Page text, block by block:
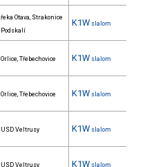
řeka Otava, Strakonice
Podskalí
K1W slalom
Orlice, Třebechovice K1W slalom
Orlice, Třebechovice K1W slalom
USD Veltrusy K1W slalom
USD Veltrusy K1W slalom